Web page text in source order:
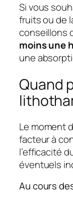
Si vous
fruits ou de
conseillons
moins une
une
Quand
Le moment
facteur à
l’efficacité
éventuels
Au cours